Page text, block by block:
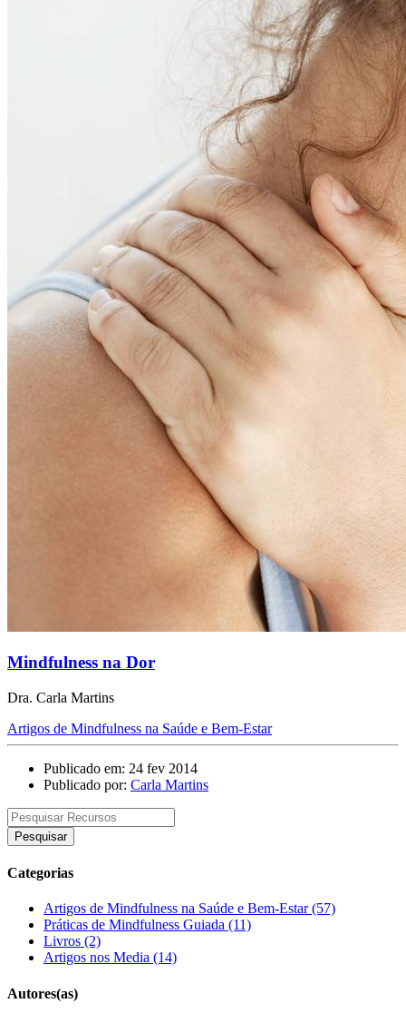
Mindfulness na Dor
Dra. Carla Martins
Artigos de Mindfulness na Saúde e Bem-Estar
Publicado em: 24 fev 2014
Publicado por: Carla Martins
Pesquisar
Categorias
Artigos de Mindfulness na Saúde e Bem-Estar (57)
Práticas de Mindfulness Guiada (11)
Livros (2)
Artigos nos Media (14)
Autores(as)